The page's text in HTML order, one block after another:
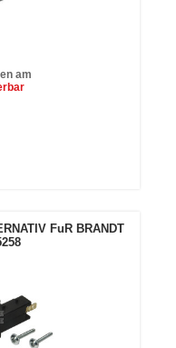
am
FuR BRANDT